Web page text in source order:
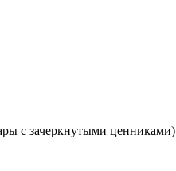
с зачеркнутыми ценниками)